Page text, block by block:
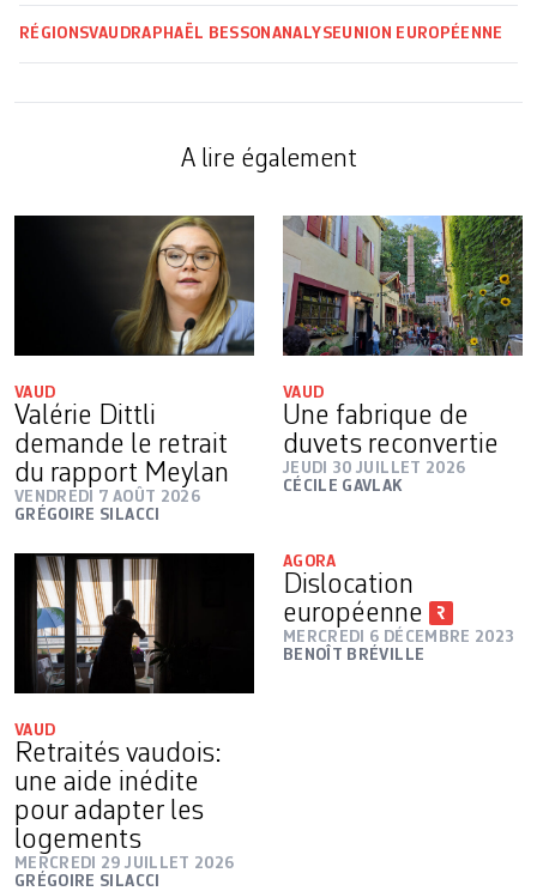
RÉGIONSVAUDRAPHAËL BESSON ANALYSEUNION EUROPÉENNE
A lire également
VAUD
Valérie Dittli
demande le retrait
du rapport Meylan
VENDREDI 7 AOÛT 2026
GRÉGOIRE SILACCI
VAUD
Une fabrique de
duvets reconvertie
JEUDI 30 JUILLET 2026
CÉCILE GAVLAK
VAUD
Retraités vaudois:
une aide inédite
pour adapter les
logements
MERCREDI 29 JUILLET 2026
GRÉGOIRE SILACCI
AGORA
Dislocation
européenne
MERCREDI 6 DÉCEMBRE 2023
BENOÎT BRÉVILLE